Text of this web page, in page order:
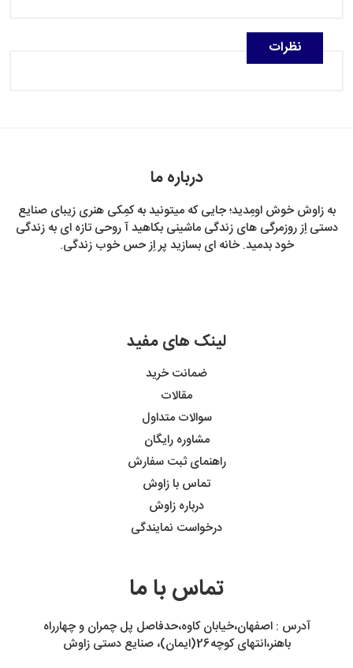
نظرات
درباره ما
به زاوش خوش اومِدید؛ جایی که میتونید به کمِکی هنری زیبای صنایع
دستی اِز روزمرگی های زندگی ماشینی بکاهید آ روحی تازه ای به زندگی
خود بدمید. خانه ای بسازید پر اِز حس خوب زندگی.
لینک های مفید
ضمانت خرید
مقالات
سوالات متداول
مشاوره رایگان
راهنمای ثبت سفارش
تماس با زاوش
درباره زاوش
درخواست نمایندگی
تماس با ما
آدرس : اصفهان،خیابان کاوه،حدفاصل پل چمران و چهارراه
باهنر،انتهای کوچه26(ایمان)، صنایع دستی زاوش